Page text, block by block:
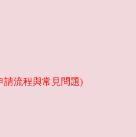
請流程與常見問題)